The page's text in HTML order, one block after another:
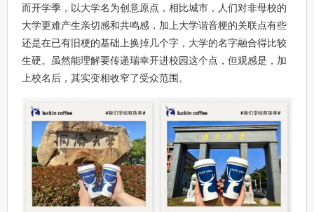
而开学季，以大学名为创意原点，相比城市，人们对非母校的
大学更难产生亲切感和共鸣感，加上大学谐音梗的关联点有些
还是在已有旧梗的基础上换掉几个字，大学的名字融合得比较
生硬。虽然能理解要传递瑞幸开进校园这个点，但观感是，加
上校名后，其实变相收窄了受众范围。